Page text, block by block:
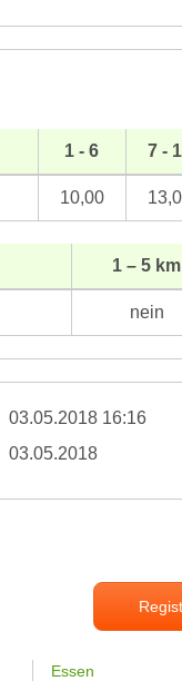
1 - 6 7 -
10,00
1 – 5 km
nein
03.05.2018 16:16
03.05.2018
Essen